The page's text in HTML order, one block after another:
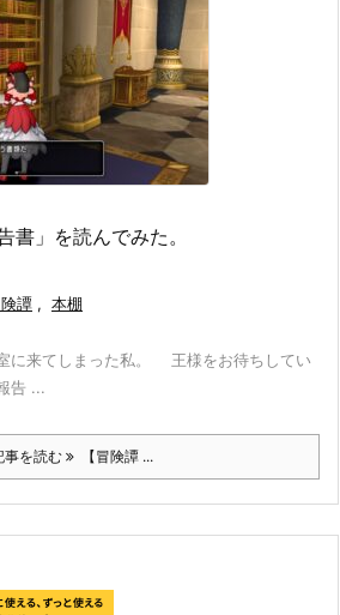
書」を読んでみた。
譚 , 本棚
に来てしまった私。 王様をお待ちしてい
告 ...
事を読む 【冒険譚 ...